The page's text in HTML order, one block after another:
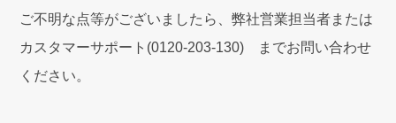
ご不明な点等がございましたら、弊社営業担当者または
カスタマーサポート(0120-203-130) までお問い合わせ
ください。